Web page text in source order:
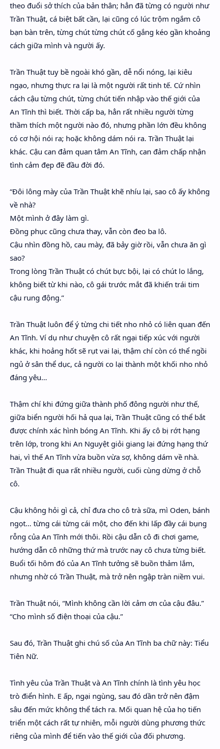
theo đuổi sở thích của bản thân; hẳn đã từng có người như
Trần Thuật, cá biệt bất cần, lại cũng có lúc trộm ngắm cô
bạn bàn trên, từng chút từng chút cố gắng kéo gần khoảng
cách giữa mình và người ấy.
Trần Thuật tuy bề ngoài khó gần, dễ nổi nóng, lại kiêu
ngạo, nhưng thực ra lại là một người rất tinh tế. Cứ nhìn
cách cậu từng chút, từng chút tiến nhập vào thế giới của
An Tĩnh thì biết. Thời cấp ba, hẳn rất nhiều người từng
thầm thích một người nào đó, nhưng phần lớn đều không
có cơ hội nói ra; hoặc không dám nói ra. Trần Thuật lại
khác. Cậu can đảm quan tâm An Tĩnh, can đảm chấp nhận
tình cảm đẹp đẽ đầu đời đó.
“Đôi lông mày của Trần Thuật khẽ nhíu lại, sao cô ấy không
về nhà?
Một mình ở đây làm gì.
Đồng phục cũng chưa thay, vẫn còn đeo ba lô.
Cậu nhìn đồng hồ, cau mày, đã bảy giờ rồi, vẫn chưa ăn gì
sao?
Trong lòng Trần Thuật có chút bực bội, lại có chút lo lắng,
không biết từ khi nào, cô gái trước mắt đã khiến trái tim
cậu rung động.”
Trần Thuật luôn để ý từng chi tiết nho nhỏ có liên quan đến
An Tĩnh. Ví dụ như chuyện cô rất ngại tiếp xúc với người
khác, khi hoảng hốt sẽ rụt vai lại, thậm chí còn có thể ngồi
ngủ ở sân thể dục, cả người co lại thành một khối nho nhỏ
đáng yêu…
Thậm chí khi đứng giữa thành phố đông người như thế,
giữa biển người hối hả qua lại, Trần Thuật cũng có thể bắt
được chính xác hình bóng An Tĩnh. Khi ấy cô bị rớt hạng
trên lớp, trong khi An Nguyệt giỏi giang lại đứng hạng thứ
hai, vì thế An Tĩnh vừa buồn vừa sợ, không dám về nhà.
Trần Thuật đi qua rất nhiều người, cuối cùng dừng ở chỗ
cô.
Cậu không hỏi gì cả, chỉ đưa cho cô trà sữa, mì Oden, bánh
ngọt… từng cái từng cái một, cho đến khi lấp đầy cái bụng
rỗng của An Tĩnh mới thôi. Rồi cậu dẫn cô đi chơi game,
hướng dẫn cô những thứ mà trước nay cô chưa từng biết.
Buổi tối hôm đó của An Tĩnh tưởng sẽ buồn thảm lắm,
nhưng nhờ có Trần Thuật, mà trở nên ngập tràn niềm vui.
Trần Thuật nói, “Mình không cần lời cảm ơn của cậu đâu.”
“Cho mình số điện thoại của cậu.”
Sau đó, Trần Thuật ghi chú số của An Tĩnh ba chữ này: Tiểu
Tiên Nữ.
Tình yêu của Trần Thuật và An Tĩnh chính là tình yêu học
trò điển hình. E ấp, ngại ngùng, sau đó dần trở nên đậm
sâu đến mức không thể tách ra. Mối quan hệ của họ tiến
triển một cách rất tự nhiên, mỗi người dùng phương thức
riêng của mình để tiến vào thế giới của đối phương.